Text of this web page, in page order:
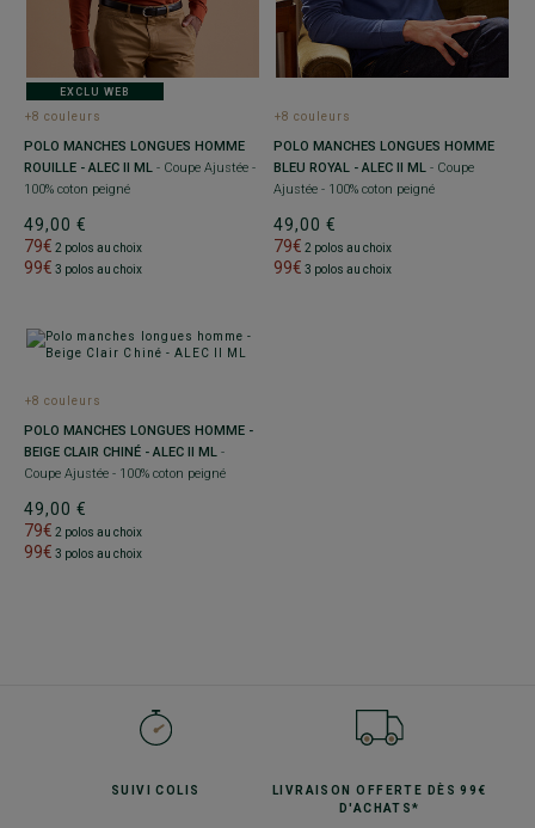
EXCLU WEB
+8 couleurs
POLO MANCHES LONGUES HOMME
ROUILLE - ALEC II ML - Coupe Ajustée -
100% coton peigné
49,00 €
79€ 2 polos au choix
99€ 3 polos au choix
+8 couleurs
POLO MANCHES LONGUES HOMME
BLEU ROYAL - ALEC II ML - Coupe
Ajustée - 100% coton peigné
49,00 €
79€ 2 polos au choix
99€ 3 polos au choix
+8 couleurs
POLO MANCHES LONGUES HOMME -
BEIGE CLAIR CHINÉ - ALEC II ML -
Coupe Ajustée - 100% coton peigné
49,00 €
79€ 2 polos au choix
99€ 3 polos au choix
SUIVICOLIS LIVRAISON OFFERTE
DÈS 99€
D'ACHATS*